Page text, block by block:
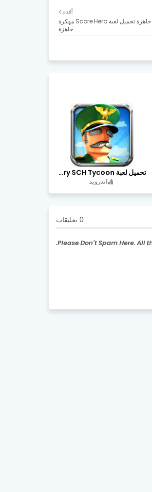
أقدم
تحميل لعبة Score Hero مهكرة جاهزة تحميل لعبة Score Hero مهكرة
جاهزة
تحميل لعبة Idle Military SCH Tycoon مهكرة آخر إصدار
اندرويد
0 تعليقات